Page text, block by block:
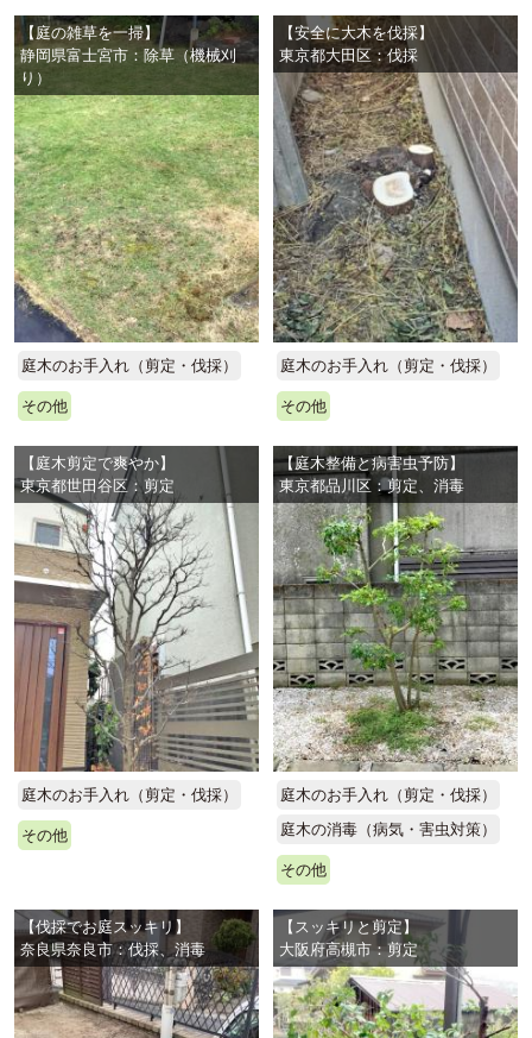
【庭の雑草を一掃】
静岡県富士宮市：除草（機械刈
り）
庭木のお手入れ（剪定・伐採）
その他
【安全に大木を伐採】
東京都大田区：伐採
庭木のお手入れ（剪定・伐採）
その他
【庭木剪定で爽やか】
東京都世田谷区：剪定
庭木のお手入れ（剪定・伐採）
その他
【庭木整備と病害虫予防】
東京都品川区：剪定、消毒
庭木のお手入れ（剪定・伐採）
庭木の消毒（病気・害虫対策）
その他
【伐採でお庭スッキリ】
奈良県奈良市：伐採、消毒
【スッキリと剪定】
大阪府高槻市：剪定